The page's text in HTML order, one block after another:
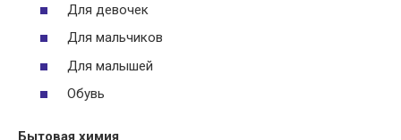
Для девочек
Для мальчиков
Для малышей
Обувь